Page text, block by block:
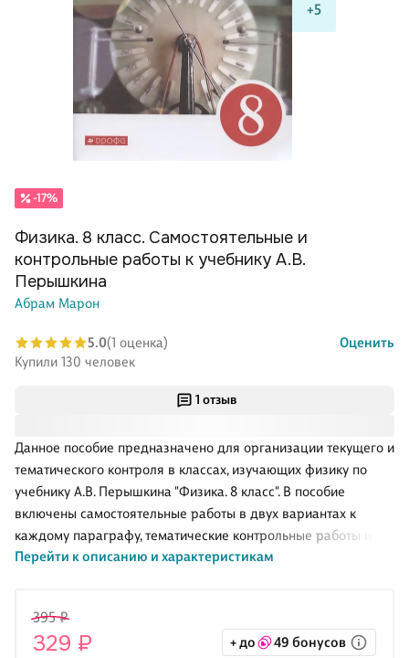
+5
1 отзыв
Данное пособие предназначено для организации текущего и
тематического контроля в классах, изучающих физику по
учебнику А.В. Перышкина "Физика. 8 класс". В пособие
включены самостоятельные работы в двух вариантах к
каждому параграфу, тематические контрольные работы и
итоговая контрольная работа в четырех вариантах.
сформированности понятийного аппарата, умение
применять физические законы в типичных ситуациях и
Перейти к описанию и характеристикам
-17%
Физика. 8 класс. Самостоятельные и
контрольные работы к учебнику А.В.
Перышкина
Абрам Марон
5.0(1 оценка)
Оценить
Купили 130 человек
395 ₽
329 ₽ + до 49 бонусов